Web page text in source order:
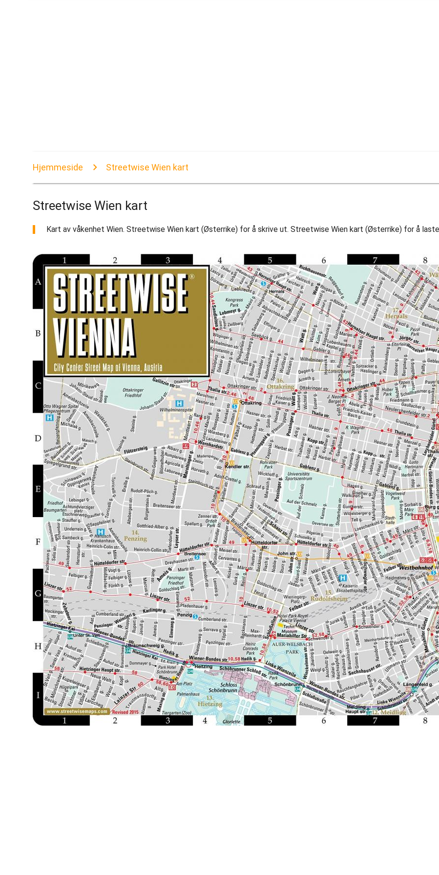
Hjemmeside Streetwise Wien kart
Streetwise Wien kart
Kart av våkenhet Wien. Streetwise Wien kart (Østerrike) for å skrive ut. Streetwise Wien kart (Østerrike) for å